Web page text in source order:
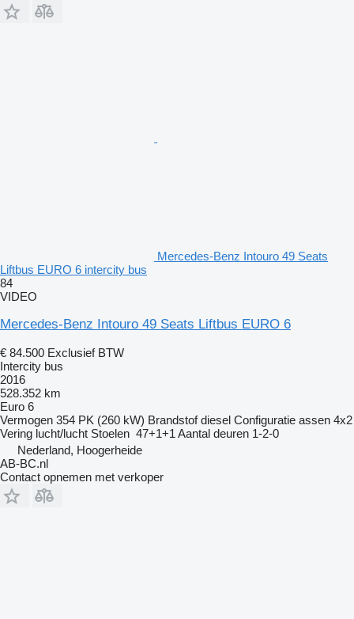
Mercedes-Benz Intouro 49 Seats
Liftbus EURO 6 intercity bus
84
VIDEO
Mercedes-Benz Intouro 49 Seats Liftbus EURO 6
€ 84.500 Exclusief BTW
Intercity bus
2016
528.352 km
Euro 6
Vermogen 354 PK (260 kW) Brandstof diesel Configuratie assen 4x2
Vering lucht/lucht Stoelen 47+1+1 Aantal deuren 1-2-0
Nederland, Hoogerheide
AB-BC.nl
Contact opnemen met verkoper